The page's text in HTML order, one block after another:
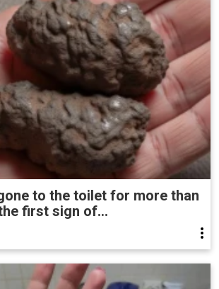
to the toilet for more than
first sign of...